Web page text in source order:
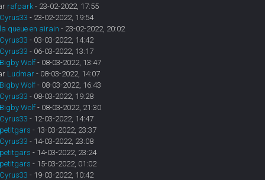
rafpark- 23-02-2022, 17:55
Cyrus33 - 23-02-2022, 19:54
la queue en airain - 23-02-2022, 20:02
Cyrus33 - 03-03-2022, 14:42
Cyrus33 - 06-03-2022, 13:17
Bigby Wolf- 08-03-2022, 13:47
Ludmar- 08-03-2022, 14:07
Bigby Wolf- 08-03-2022, 16:43
Cyrus33 - 08-03-2022, 19:28
Bigby Wolf- 08-03-2022, 21:30
Cyrus33 - 12-03-2022, 14:47
petitgars - 13-03-2022, 23:37
Cyrus33 - 14-03-2022, 23:08
petitgars - 14-03-2022, 23:24
petitgars - 15-03-2022, 01:02
Cyrus33 - 19-03-2022, 10:42